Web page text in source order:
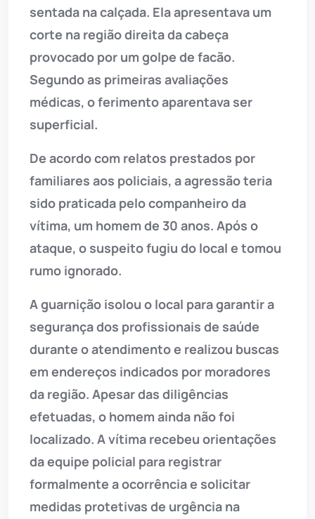
sentada na calçada. Ela apresentava um
corte na região direita da cabeça
provocado por um golpe de facão.
Segundo as primeiras avaliações
médicas, o ferimento aparentava ser
superficial.
De acordo com relatos prestados por
familiares aos policiais, a agressão teria
sido praticada pelo companheiro da
vítima, um homem de 30 anos. Após o
ataque, o suspeito fugiu do local e tomou
rumo ignorado.
A guarnição isolou o local para garantir a
segurança dos profissionais de saúde
durante o atendimento e realizou buscas
em endereços indicados por moradores
da região. Apesar das diligências
efetuadas, o homem ainda não foi
localizado. A vítima recebeu orientações
da equipe policial para registrar
formalmente a ocorrência e solicitar
medidas protetivas de urgência na